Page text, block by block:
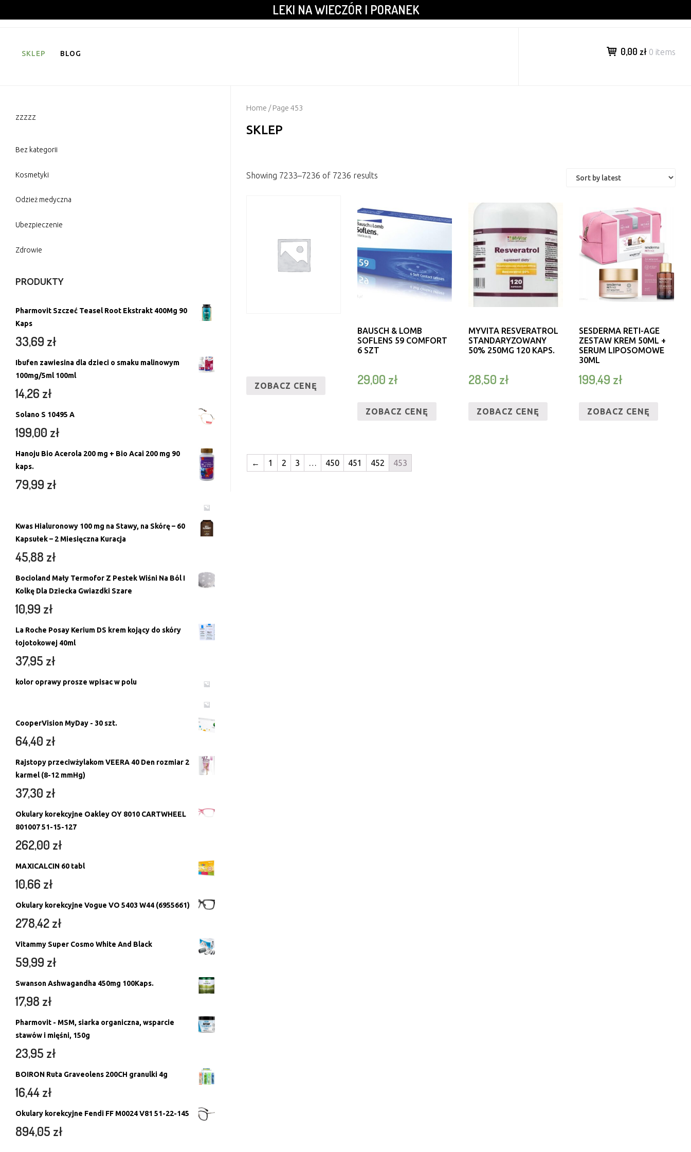
to
LEKI NA WIECZÓR I PORANEK
SKLEP BLOG 0,00 zł 0 items
Home / Page 453
SKLEP
Showing 7233–7236 of 7236 results
ZOBACZ CENĘ
BAUSCH & LOMB
SOFLENS 59 COMFORT
6 SZT
29,00 zł
ZOBACZ CENĘ
MYVITA RESVERATROL
STANDARYZOWANY
50% 250MG 120 KAPS.
28,50 zł
ZOBACZ CENĘ
SESDERMA RETI-AGE
ZESTAW KREM 50ML +
SERUM LIPOSOMOWE
30ML
199,49 zł
ZOBACZ CENĘ
← 1 2 3 … 450 451 452 453
zzzzz
Bez kategorii
Kosmetyki
Odzież medyczna
Ubezpieczenie
Zdrowie
PRODUKTY
Pharmovit Szczeć Teasel Root Ekstrakt 400Mg 90
Kaps
33,69 zł
Ibufen zawiesina dla dzieci o smaku malinowym
100mg/5ml 100ml
14,26 zł
Solano S 10495 A
199,00 zł
Hanoju Bio Acerola 200 mg + Bio Acai 200 mg 90
kaps.
79,99 zł
Kwas Hialuronowy 100 mg na Stawy, na Skórę – 60
Kapsułek – 2 Miesięczna Kuracja
45,88 zł
Bocioland Mały Termofor Z Pestek Wiśni Na Ból I
Kolkę Dla Dziecka Gwiazdki Szare
10,99 zł
La Roche Posay Kerium DS krem kojący do skóry
łojotokowej 40ml
37,95 zł
kolor oprawy prosze wpisac w polu
CooperVision MyDay - 30 szt.
64,40 zł
Rajstopy przeciwżylakom VEERA 40 Den rozmiar 2
karmel (8-12 mmHg)
37,30 zł
Okulary korekcyjne Oakley OY 8010 CARTWHEEL
801007 51-15-127
262,00 zł
MAXICALCIN 60 tabl
10,66 zł
Okulary korekcyjne Vogue VO 5403 W44 (6955661)
278,42zł
Vitammy Super Cosmo White And Black
59,99 zł
Swanson Ashwagandha 450mg 100Kaps.
17,98 zł
Pharmovit - MSM, siarka organiczna, wsparcie
stawów i mięśni, 150g
23,95 zł
BOIRON Ruta Graveolens 200CH granulki 4g
16,44zł
Okulary korekcyjne Fendi FF M0024 V81 51-22-145
894,05 zł